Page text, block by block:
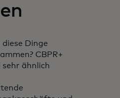
Dinge
CBPR+
sehr ähnlich